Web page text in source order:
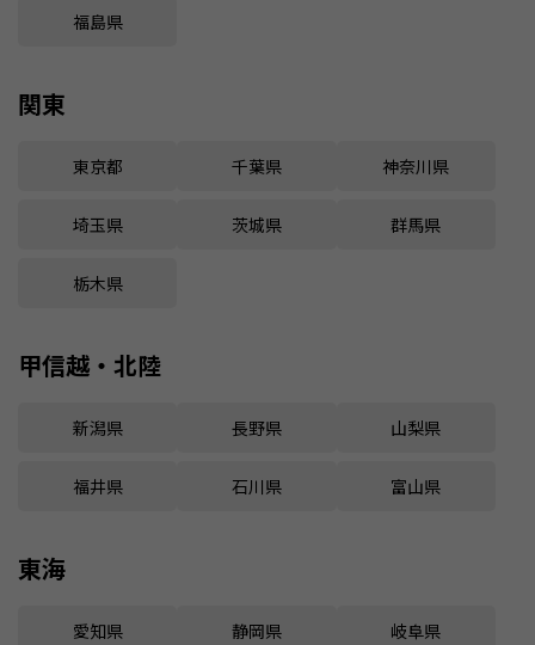
福島県
関東
東京都 千葉県 神奈川県
埼玉県 茨城県 群馬県
栃木県
甲信越・北陸
新潟県 長野県 山梨県
福井県 石川県 富山県
東海
愛知県 静岡県 岐阜県